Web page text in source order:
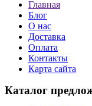
Главная
Блог
О нас
Доставка
Оплата
Контакты
Карта сайта
Каталог